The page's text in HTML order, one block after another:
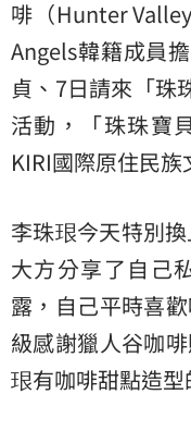
啡 （Hunter
Angels韓籍成員
貞、7日請來「珠
活動，「珠珠寶
KIRI國際原住民族
李珠珢今天特別
大方分享了自己
露，自己平時喜
級感謝獵人谷咖
珢有咖啡甜點造型